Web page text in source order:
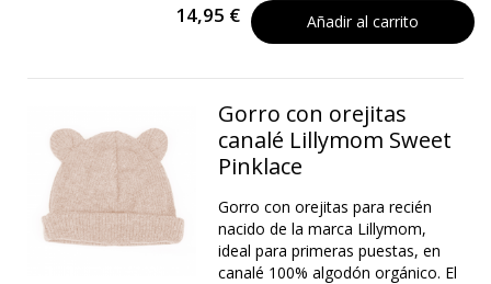
14,95 € Añadir al carrito
Gorro con orejitas
canalé Lillymom Sweet
Pinklace
Gorro con orejitas para recién
nacido de la marca Lillymom,
ideal para primeras puestas, en
canalé 100% algodón orgánico. El